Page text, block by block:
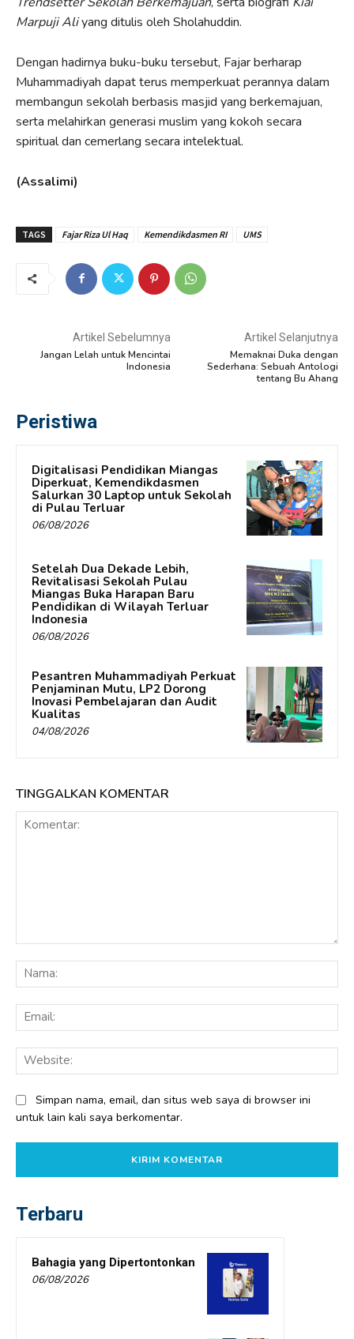
Marpuji Aliyang ditulis oleh Sholahuddin.
Dengan hadirnya buku-buku tersebut, Fajar berharap
Muhammadiyah dapat terus memperkuat perannya dalam
membangun sekolah berbasis masjid yang berkemajuan,
serta melahirkan generasi muslim yang kokoh secara
spiritual dan cemerlang secara intelektual.
(Assalimi)
TAGS Fajar Riza Ul Haq Kemendikdasmen RI UMS
Artikel Sebelumnya
Jangan Lelah untuk Mencintai
Indonesia
Artikel Selanjutnya
Memaknai Duka dengan
Sederhana: Sebuah Antologi
tentang Bu Ahang
Peristiwa
Digitalisasi Pendidikan Miangas
Diperkuat, Kemendikdasmen
Salurkan 30 Laptop untuk Sekolah
di Pulau Terluar
06/08/2026
Setelah Dua Dekade Lebih,
Revitalisasi Sekolah Pulau
Miangas Buka Harapan Baru
Pendidikan di Wilayah Terluar
Indonesia
06/08/2026
Pesantren Muhammadiyah Perkuat
Penjaminan Mutu, LP2 Dorong
Inovasi Pembelajaran dan Audit
Kualitas
04/08/2026
TINGGALKAN KOMENTAR
Simpan nama, email, dan situs web saya di browser ini
untuk lain kali saya berkomentar.
Terbaru
Bahagia yang Dipertontonkan
06/08/2026